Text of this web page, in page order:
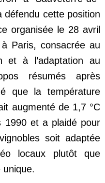
défendu cette position
organisée le 28 avril
Paris, consacrée au
et à l’adaptation au
résumés après
que la température
augmenté de 1,7 °C
1990 et a plaidé pour
soit adaptée
locaux plutôt que